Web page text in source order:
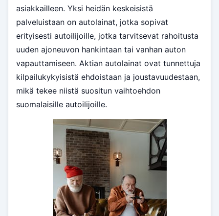
asiakkailleen. Yksi heidän keskeisistä
palveluistaan on autolainat, jotka sopivat
erityisesti autoilijoille, jotka tarvitsevat rahoitusta
uuden ajoneuvon hankintaan tai vanhan auton
vapauttamiseen. Aktian autolainat ovat tunnettuja
kilpailukykyisistä ehdoistaan ja joustavuudestaan,
mikä tekee niistä suositun vaihtoehdon
suomalaisille autoilijoille.